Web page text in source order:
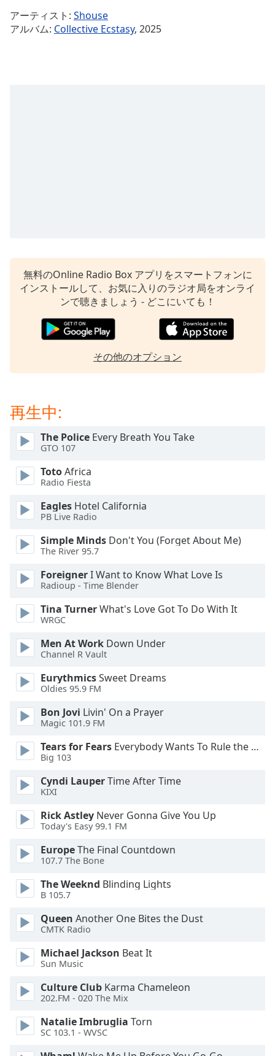
Playback
settings
dialog
subtitles
selected
Fullscreen
modal
window.
Beginning
dialog
window.
cancel
and
close
window.
Text
Color
Opacity
Color
Opacity
Caption
Area
Background
Color
Opacity
Font
Text
Edge
アーティスト: Shouse
アルバム: Collective Ecstasy, 2025
無料のOnline Radio Box アプリをスマートフォンに
インストールして、お気に入りのラジオ局をオンライ
ンで聴きましょう - どこにいても！
その他のオプション
再生中:
The Police Every Breath You Take
GTO 107
TotoAfrica
Radio Fiesta
Eagles Hotel California
PB Live Radio
Simple Minds Don't You (Forget About Me)
The River 95.7
ForeignerI Want to Know What Love Is
Radioup - Time Blender
Tina TurnerWhat's Love Got To Do With It
WRGC
Men At Work Down Under
Channel R Vault
EurythmicsSweet Dreams
Oldies 95.9 FM
Bon Jovi Livin' On a Prayer
Magic 101.9 FM
Tears for Fears Everybody Wants To Rule the World
Big 103
Cyndi LauperTime After Time
KIXI
Rick Astley Never Gonna Give You Up
Today's Easy 99.1 FM
EuropeThe Final Countdown
107.7 The Bone
The Weeknd Blinding Lights
B 105.7
Queen Another One Bites the Dust
CMTK Radio
Michael Jackson Beat It
Sun Music
Culture Club Karma Chameleon
202.FM - 020 The Mix
Natalie Imbruglia Torn
SC 103.1 - WVSC